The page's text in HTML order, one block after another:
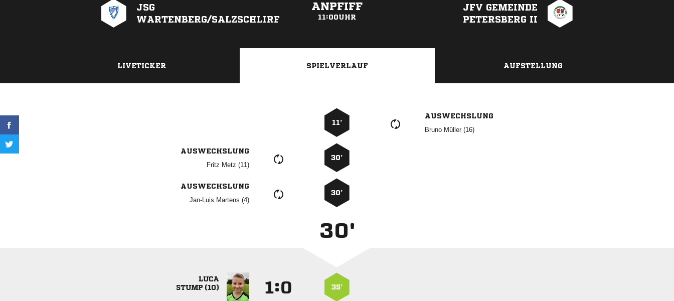
JSG
WARTENBERG/SALZSCHLIRF
ANPFIFF
11:00UHR
JFV GEMEINDE
PETERSBERG II
LIVETICKER SPIELVERLAUF AUFSTELLUNG
11’
AUSWECHSLUNG
  
AUSWECHSLUNG
  
30’
AUSWECHSLUNG
  
30’
30'

 
: 35’